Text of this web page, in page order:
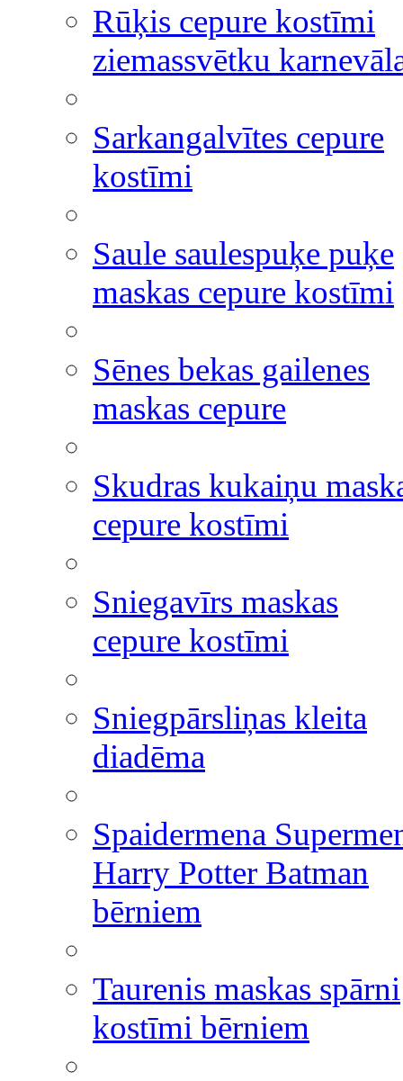
Rūķis cepure kostīmi
ziemassvētku
Sarkangalvītes cepure
kostīmi
Saule saulespuķe puķe
maskas cepure kostīmi
Sēnes bekas gailenes
maskas cepure
Skudras kukaiņu
cepure kostīmi
Sniegavīrs maskas
cepure kostīmi
Sniegpārsliņas kleita
diadēma
Spaidermena
Harry Potter Batman
bērniem
Taurenis maskas spārni
kostīmi bērniem